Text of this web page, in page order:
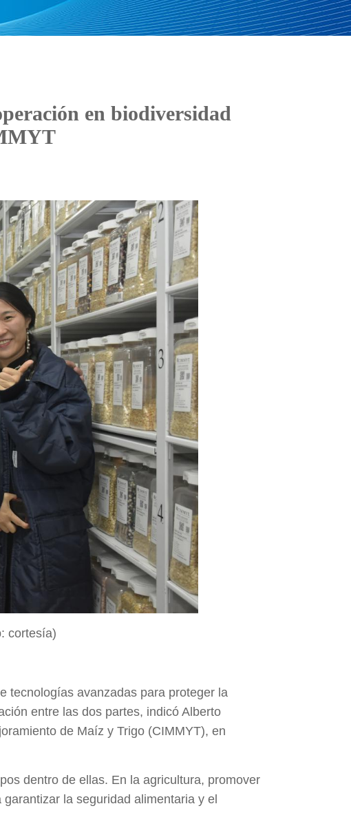
en biodiversidad
cortesía)
tecnologías avanzadas para proteger la
entre las dos partes, indicó Alberto
de Maíz y Trigo (CIMMYT), en
dentro de ellas. En la agricultura, promover
la seguridad alimentaria y el